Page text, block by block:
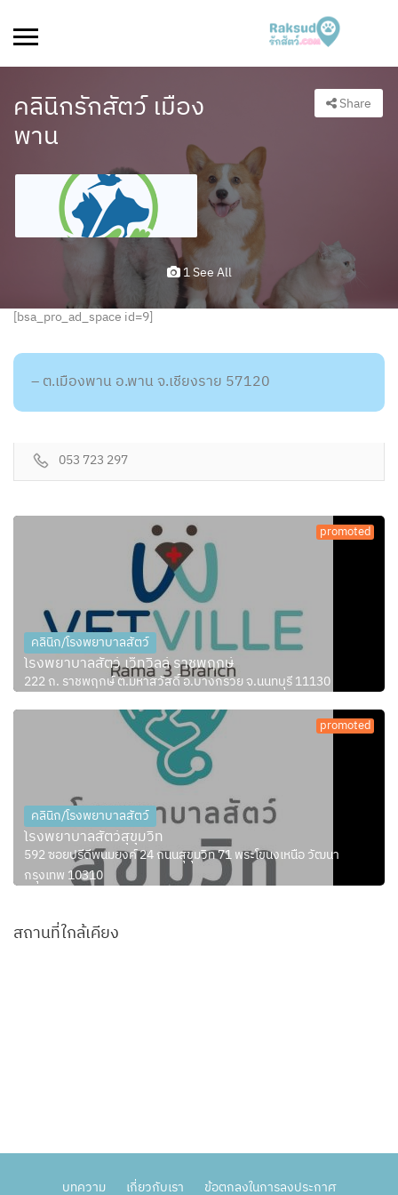
คลินิกรักสัตว์ เมือง
พาน
Share
1 See All
[bsa_pro_ad_space id=9]
– ต.เมืองพาน อ.พาน จ.เชียงราย 57120
053 723 297
promoted
คลินิก/โรงพยาบาลสัตว์
โรงพยาบาลสัตว์ เว็ทวิลล์ ราชพฤกษ์
222 ถ. ราชพฤกษ์ ต.มหาสวัสดิ์ อ.บางกรวย จ.นนทบุรี 11130
promoted
คลินิก/โรงพยาบาลสัตว์
โรงพยาบาลสัตว์สุขุมวิท
592 ซอยปรีดีพนมยงค์ 24 ถนนสุขุมวิท 71 พระโขนงเหนือ วัฒนา
กรุงเทพ 10310
สถานที่ใกล้เคียง
บทความ เกี่ยวกับเรา ข้อตกลงในการลงประกาศ